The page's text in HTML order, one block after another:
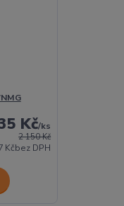
2 150 Kč
Kč/ks
Kčbez DPH